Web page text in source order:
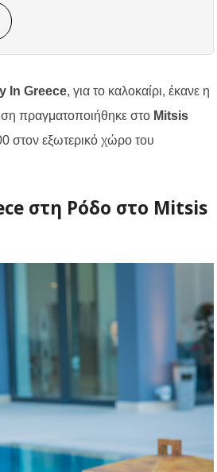
In Greece, για το καλοκαίρι, έκανε η
πραγματοποιήθηκε στο Mitsis
στον εξωτερικό χώρο του
στη Ρόδο στο Mitsis